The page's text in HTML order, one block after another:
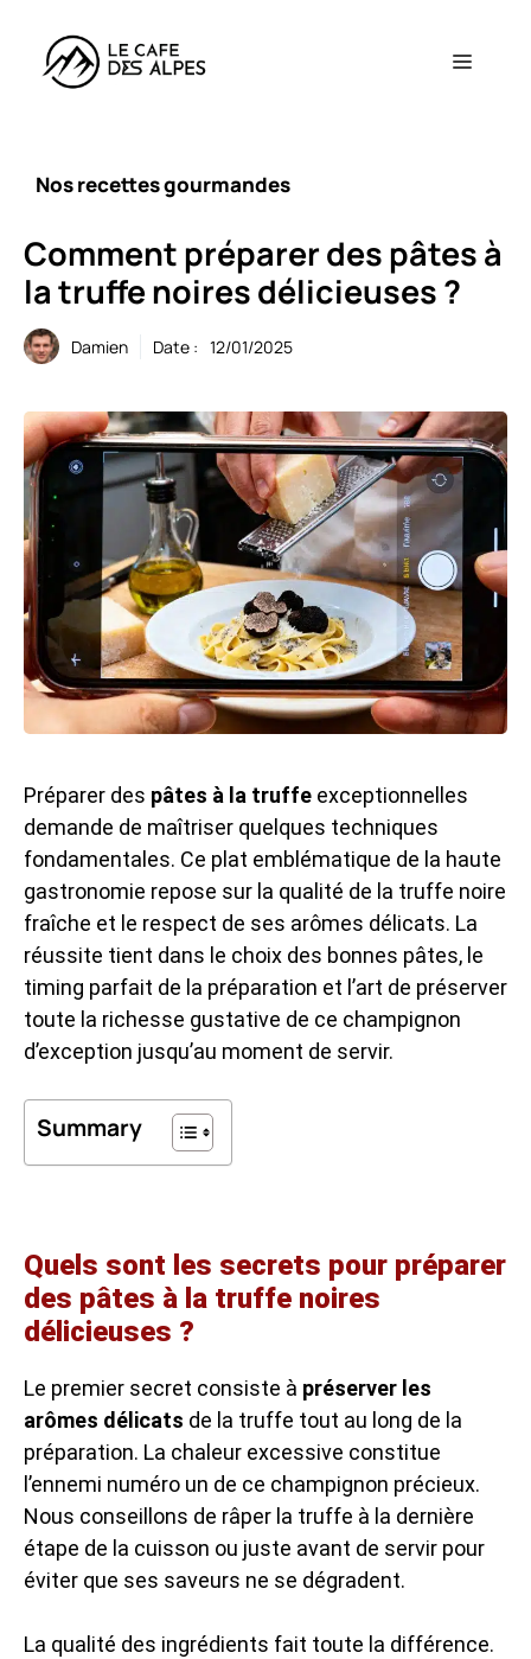
contenu
Menu
Nos recettes gourmandes
Comment préparer des pâtes à
la truffe noires délicieuses ?
Damien Date : 12/01/2025
Préparer des pâtes à la truffe exceptionnelles
demande de maîtriser quelques techniques
fondamentales. Ce plat emblématique de la haute
gastronomie repose sur la qualité de la truffe noire
fraîche et le respect de ses arômes délicats. La
réussite tient dans le choix des bonnes pâtes, le
timing parfait de la préparation et l’art de préserver
toute la richesse gustative de ce champignon
d’exception jusqu’au moment de servir.
Summary
Quels sont les secrets pour préparer
des pâtes à la truffe noires
délicieuses ?
Le premier secret consiste à préserver les
arômes délicats de la truffe tout au long de la
préparation. La chaleur excessive constitue
l’ennemi numéro un de ce champignon précieux.
Nous conseillons de râper la truffe à la dernière
étape de la cuisson ou juste avant de servir pour
éviter que ses saveurs ne se dégradent.
La qualité des ingrédients fait toute la différence.